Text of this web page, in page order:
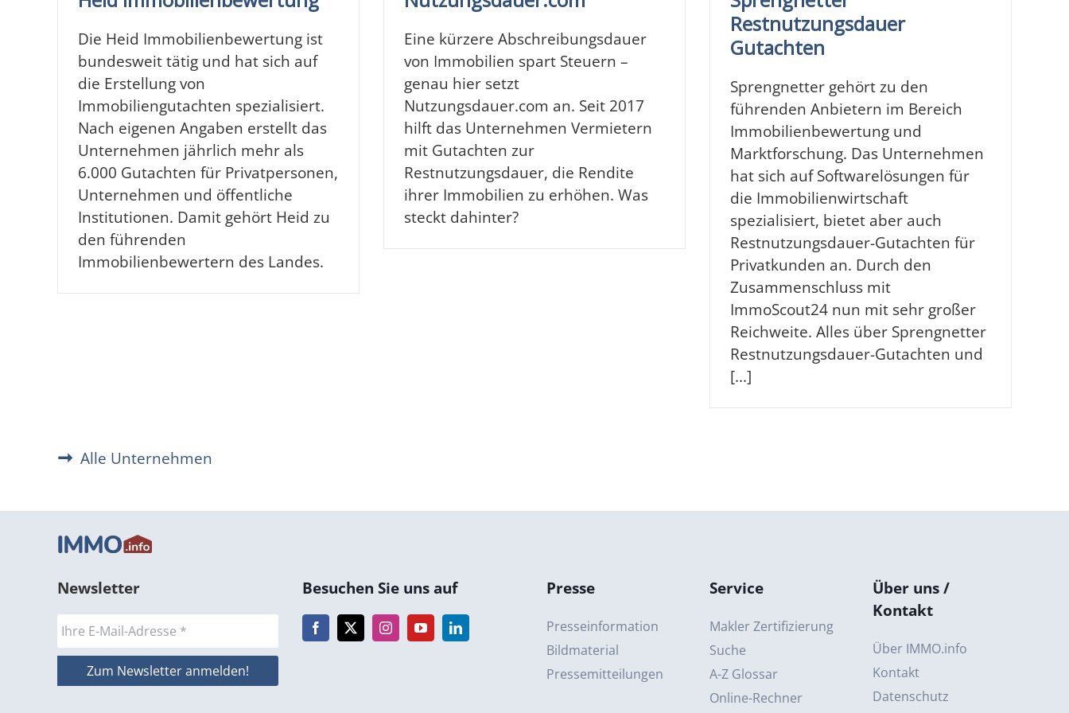
Die Heid Immobilienbewertung ist
bundesweit tätig und hat sich auf
die Erstellung von
Immobiliengutachten spezialisiert.
Nach eigenen Angaben erstellt das
Unternehmen jährlich mehr als
6.000 Gutachten für Privatpersonen,
Unternehmen und öffentliche
Institutionen. Damit gehört Heid zu
den führenden
Immobilienbewertern des Landes.
Eine kürzere Abschreibungsdauer
von Immobilien spart Steuern –
genau hier setzt
Nutzungsdauer.com an. Seit 2017
hilft das Unternehmen Vermietern
mit Gutachten zur
Restnutzungsdauer, die Rendite
ihrer Immobilien zu erhöhen. Was
steckt dahinter?
Restnutzungsdauer
Gutachten
Sprengnetter gehört zu den
führenden Anbietern im Bereich
Immobilienbewertung und
Marktforschung. Das Unternehmen
hat sich auf Softwarelösungen für
die Immobilienwirtschaft
spezialisiert, bietet aber auch
Restnutzungsdauer-Gutachten für
Privatkunden an. Durch den
Zusammenschluss mit
ImmoScout24 nun mit sehr großer
Reichweite. Alles über Sprengnetter
Restnutzungsdauer-Gutachten und
[...]
Alle Unternehmen
Newsletter Besuchen Sie uns auf Presse
Presseinformation
Bildmaterial
Pressemitteilungen
Service
Makler Zertifizierung
Suche
A-Z Glossar
Online-Rechner
Über uns /
Kontakt
Über IMMO.info
Kontakt
Datenschutz